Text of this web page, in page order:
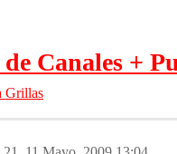
Canales +
Grillas